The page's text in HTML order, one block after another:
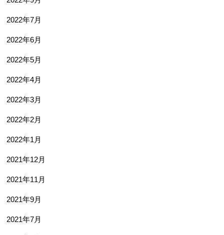
2022年7月
2022年6月
2022年5月
2022年4月
2022年3月
2022年2月
2022年1月
2021年12月
2021年11月
2021年9月
2021年7月